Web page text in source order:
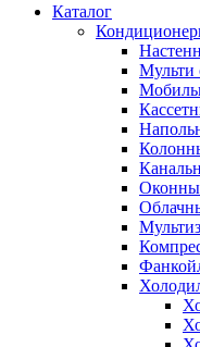
Каталог
Мульти